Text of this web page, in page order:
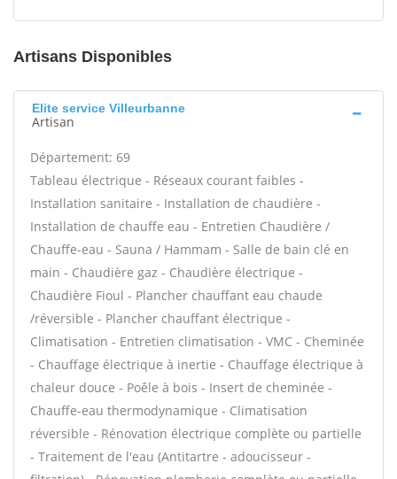
Artisans Disponibles
Elite service Villeurbanne
Artisan
Département: 69
Tableau électrique - Réseaux courant faibles -
Installation sanitaire - Installation de chaudière -
Installation de chauffe eau - Entretien Chaudière /
Chauffe-eau - Sauna / Hammam - Salle de bain clé en
main - Chaudière gaz - Chaudière électrique -
Chaudière Fioul - Plancher chauffant eau chaude
/réversible - Plancher chauffant électrique -
Climatisation - Entretien climatisation - VMC - Cheminée
- Chauffage électrique à inertie - Chauffage électrique à
chaleur douce - Poêle à bois - Insert de cheminée -
Chauffe-eau thermodynamique - Climatisation
réversible - Rénovation électrique complète ou partielle
- Traitement de l'eau (Antitartre - adoucisseur -